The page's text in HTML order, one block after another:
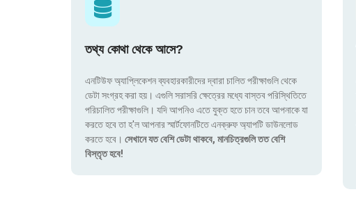
তথ্য কোথা থেকে আসে?
এনটিউফ অ্যাপ্লিকেশন ব্যবহারকারীদের দ্বারা চালিত পরীক্ষাগুলি থেকে
ডেটা সংগ্রহ করা হয়। এগুলি সরাসরি ক্ষেত্রের মধ্যে বাস্তব পরিস্থিতিতে
পরিচালিত পরীক্ষাগুলি। যদি আপনিও এতে যুক্ত হতে চান তবে আপনাকে যা
করতে হবে তা হ'ল আপনার স্মার্টফোনটিতে এনক্রুফ অ্যাপটি ডাউনলোড
করতে হবে। সেখানে যত বেশি ডেটা থাকবে, মানচিত্রগুলি তত বেশি
বিস্তৃত হবে!